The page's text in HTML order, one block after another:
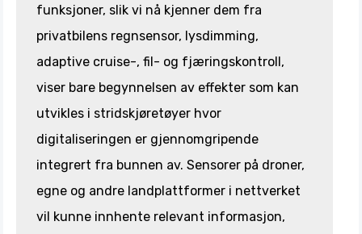
funksjoner, slik vi nå kjenner dem fra
privatbilens regnsensor, lysdimming,
adaptive cruise-, fil- og fjæringskontroll,
viser bare begynnelsen av effekter som kan
utvikles i stridskjøretøyer hvor
digitaliseringen er gjennomgripende
integrert fra bunnen av. Sensorer på droner,
egne og andre landplattformer i nettverket
vil kunne innhente relevant informasjon,